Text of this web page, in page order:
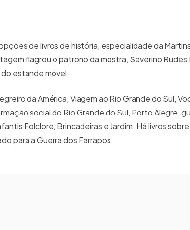
de livros de história, especialidade da
flagrou o patrono da mostra, Severino Rudes
estande móvel.
da América, Viagem ao Rio Grande do Sul,
social do Rio Grande do Sul, Porto Alegre,
Folclore, Brincadeiras e Jardim. Há livros
para a Guerra dos Farrapos.